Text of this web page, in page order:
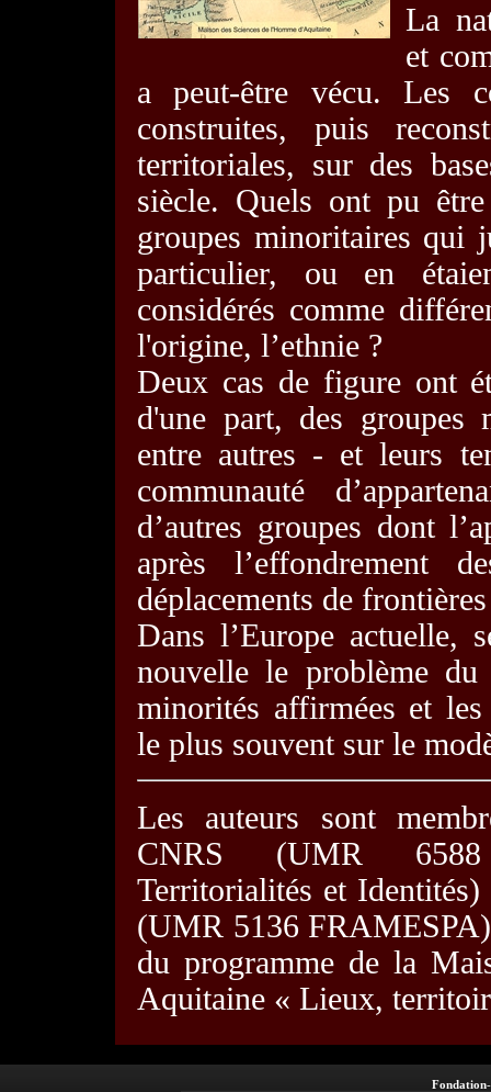
La
et
a peut-être vécu. Les
construites, puis
territoriales, sur des
siècle. Quels ont pu
groupes minoritaires qui
particulier, ou en
considérés comme
l'origine, l’ethnie ?
Deux cas de figure ont
d'une part, des groupes
entre autres - et leurs
communauté
d’autres groupes dont
après l’effondrement
déplacements de
Dans l’Europe actuelle,
nouvelle le problème du
minorités affirmées et
le plus souvent sur le
Les auteurs sont
CNRS (UMR 6588
Territorialités et Identités)
(UMR 5136
du programme de la
Aquitaine « Lieux,
Fondation